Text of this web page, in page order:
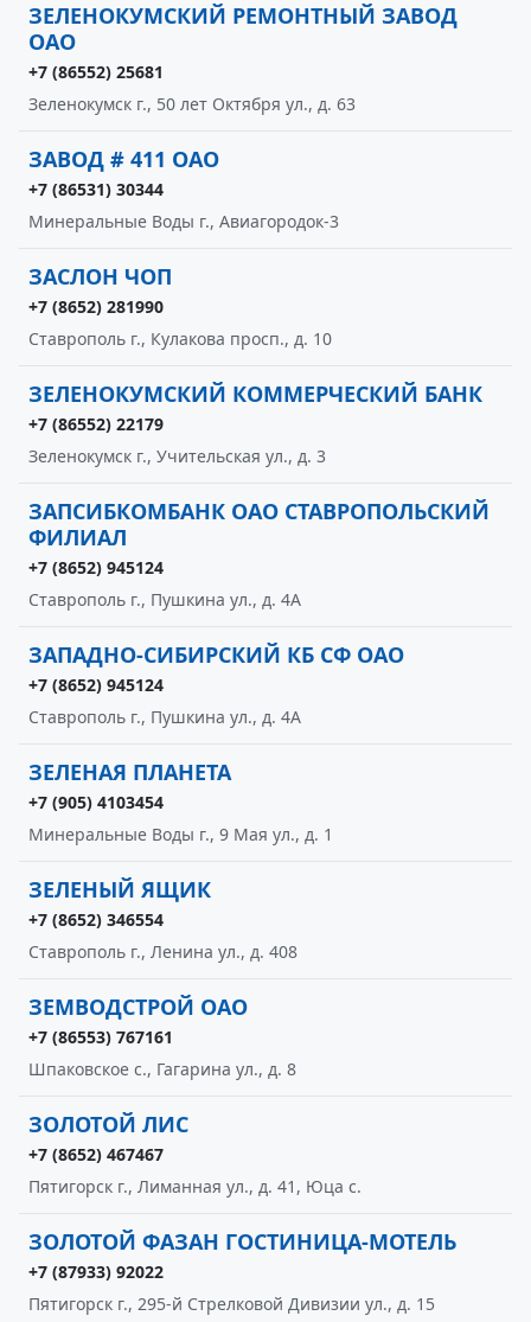
ЗЕЛЕНОКУМСКИЙ РЕМОНТНЫЙ ЗАВОД
ОАО
+7 (86552) 25681
Зеленокумск г., 50 лет Октября ул., д. 63
ЗАВОД # 411 ОАО
+7 (86531) 30344
Минеральные Воды г., Авиагородок-3
ЗАСЛОН ЧОП
+7 (8652) 281990
Ставрополь г., Кулакова просп., д. 10
ЗЕЛЕНОКУМСКИЙ КОММЕРЧЕСКИЙ БАНК
+7 (86552) 22179
Зеленокумск г., Учительская ул., д. 3
ЗАПСИБКОМБАНК ОАО СТАВРОПОЛЬСКИЙ
ФИЛИАЛ
+7 (8652) 945124
Ставрополь г., Пушкина ул., д. 4А
ЗАПАДНО-СИБИРСКИЙ КБ СФ ОАО
+7 (8652) 945124
Ставрополь г., Пушкина ул., д. 4А
ЗЕЛЕНАЯ ПЛАНЕТА
+7 (905) 4103454
Минеральные Воды г., 9 Мая ул., д. 1
ЗЕЛЕНЫЙ ЯЩИК
+7 (8652) 346554
Ставрополь г., Ленина ул., д. 408
ЗЕМВОДСТРОЙ ОАО
+7 (86553) 767161
Шпаковское с., Гагарина ул., д. 8
ЗОЛОТОЙ ЛИС
+7 (8652) 467467
Пятигорск г., Лиманная ул., д. 41, Юца с.
ЗОЛОТОЙ ФАЗАН ГОСТИНИЦА-МОТЕЛЬ
+7 (87933) 92022
Пятигорск г., 295-й Стрелковой Дивизии ул., д. 15